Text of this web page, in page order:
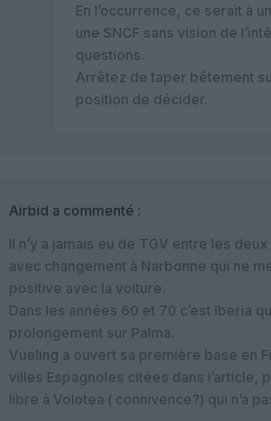
En l’occurrence, ce serait à
une SNCF sans vision de
questions.
Arrêtez de taper bêtement
position de décider.
Airbid a commenté :
Il n’y a jamais eu de TGV entre les
avec changement à Narbonne qui ne
positive avec la voiture.
Dans les années 60 et 70 c’est Iberia
prolongement sur Palma.
Vueling a ouvert sa première base en
villes Espagnoles citées dans l’article,
libre à Volotea ( connivence?) qui n’a